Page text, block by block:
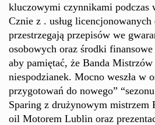
kluczowymi czynnikami podczas
Cznie z . usług
przestrzegają przepisów we
osobowych oraz środki
aby pamiętać, że Banda
niespodzianek. Mocno weszła w
przygotowań do nowego”
Sparing z drużynowym mistrzem
oil Motorem Lublin oraz